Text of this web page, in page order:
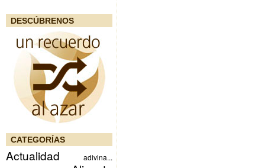
DESCÚBRENOS
CATEGORÍAS
Actualidad adivina...